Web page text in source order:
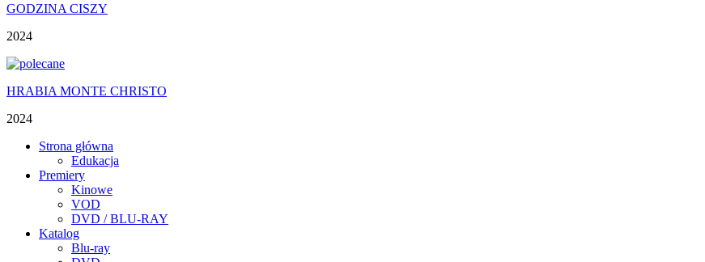
GODZINA CISZY
2024
HRABIA MONTE CHRISTO
2024
Strona główna
Edukacja
Premiery
Kinowe
VOD
DVD / BLU-RAY
Katalog
Blu-ray